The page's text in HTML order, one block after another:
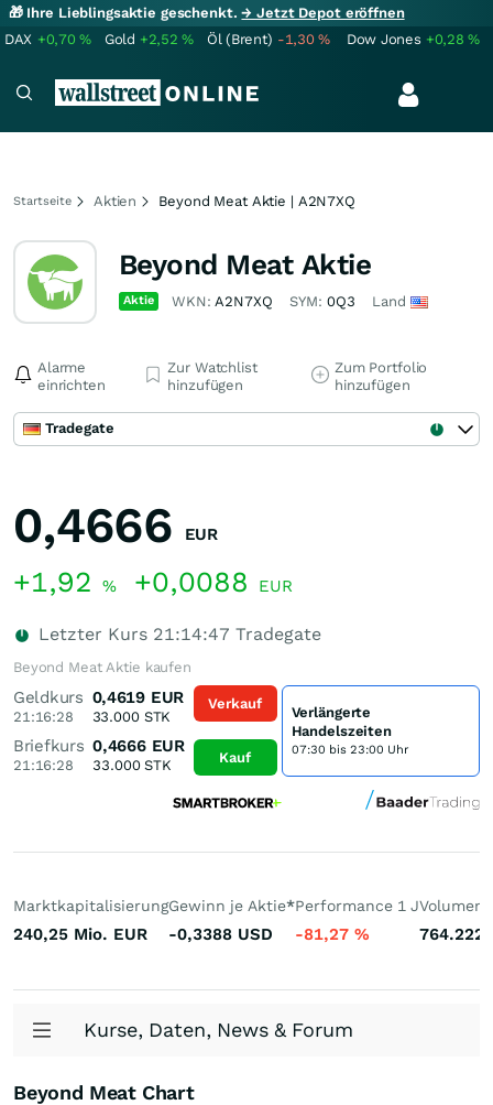
🎁 Ihre Lieblingsaktie geschenkt.→ Jetzt Depot eröffnen
DAX +0,70% Gold +2,52% Öl (Brent) -1,30% Dow Jones +0,28%
Startseite Aktien Beyond Meat Aktie | A2N7XQ
Beyond Meat Aktie
Aktie WKN:A2N7XQ SYM: 0Q3 Land
Alarme
einrichten
Zur Watchlist
hinzufügen
Zum Portfolio
hinzufügen
Tradegate
0,4666 EUR
+1,92 % +0,0088 EUR
Letzter Kurs 21:14:47 Tradegate
Beyond Meat Aktie kaufen
Geldkurs
21:16:28
0,4619 EUR
33.000STK
Briefkurs
21:16:28
0,4666 EUR
33.000STK
Verkauf
Kauf
Verlängerte
Handelszeiten
07:30 bis 23:00 Uhr
Marktkapitalisierung
240,25 Mio. EUR
Gewinn je Aktie*
-0,3388 USD
Performance 1 J
-81,27 %
Volumen
764.222
Kurse, Daten, News & Forum
Beyond Meat Chart